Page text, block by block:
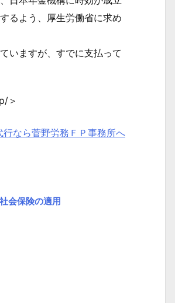
るよう、厚生労働省に求め
いますが、すでに支払って
＞
行なら菅野労務ＦＰ事務所へ
会保険の適用